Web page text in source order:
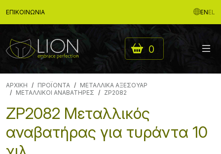
ΕΠΙΚΟΙΝΩΝΊΑ ENEL
0
ΑΡΧΙΚΉ ΠΡΟΪΟΝΤΑ
ΜΕΤΑΛΛΙΚΑ ΑΞΕΣΟΥΑΡ
ΜΕΤΑΛΛΙΚΟΙ ΑΝΑΒΑΤΗΡΕΣ
ZP2082
ZP2082 Μεταλλικός
αναβατήρας για τυράντα 10